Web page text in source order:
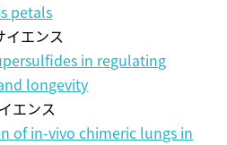
petals
イエンス
in regulating
longevity
エンス
of in-vivo chimeric lungs in